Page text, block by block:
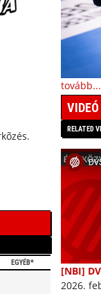
EGYÉB*
tovább...
VIDEÓ
RELATED
[NBI]
2026.